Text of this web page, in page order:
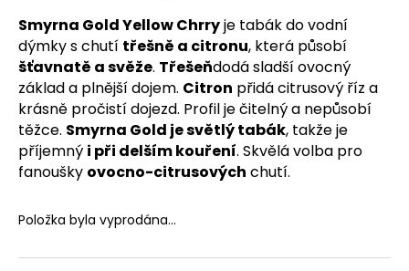
Smyrna Gold Yellow Chrryje tabák do vodní
dýmky s chutí třešně a citronu, která působí
šťavnatě a svěže. Třešeňdodá sladší ovocný
základ a plnější dojem. Citron přidá citrusový říz a
krásně pročistí dojezd. Profil je čitelný a nepůsobí
těžce. Smyrna Gold je světlý tabák, takže je
příjemný i při delším kouření. Skvělá volba pro
fanoušky ovocno-citrusových chutí.
Položka byla vyprodána…
D
o
p
o
r
u
č
u
j
m